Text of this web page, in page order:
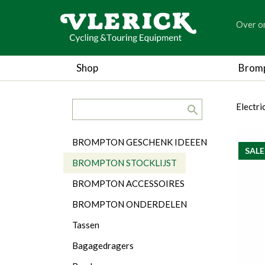
Over
Shop
Categorieën
BROMPTON GESCHENK IDEEEN
BROMPTON STOCKLIJST
BROMPTON ACCESSOIRES
BROMPTON ONDERDELEN
Tassen
Bagagedragers